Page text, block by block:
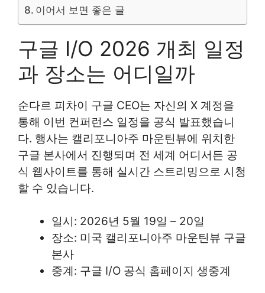
이어서 보면 좋은 글
구글 I/O 2026 개최 일정
과 장소는 어디일까
순다르 피차이 구글 CEO는 자신의 X 계정을
통해 이번 컨퍼런스 일정을 공식 발표했습니
다. 행사는 캘리포니아주 마운틴뷰에 위치한
구글 본사에서 진행되며 전 세계 어디서든 공
식 웹사이트를 통해 실시간 스트리밍으로 시청
할 수 있습니다.
일시: 2026년 5월 19일 – 20일
장소: 미국 캘리포니아주 마운틴뷰 구글
본사
중계: 구글 I/O 공식 홈페이지 생중계